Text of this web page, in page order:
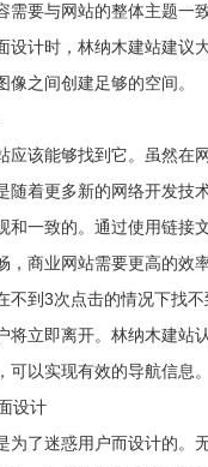
需要与网站的整体主题一
设计时，林纳木建站建议
像之间创建足够的空间。
应该能够找到它。虽然在
随着更多新的网络开发技
和一致的。通过使用链接
，商业网站需要更高的效
不到3次点击的情况下找
将立即离开。林纳木建站
可以实现有效的导航信息。
设计
为了迷惑用户而设计的。